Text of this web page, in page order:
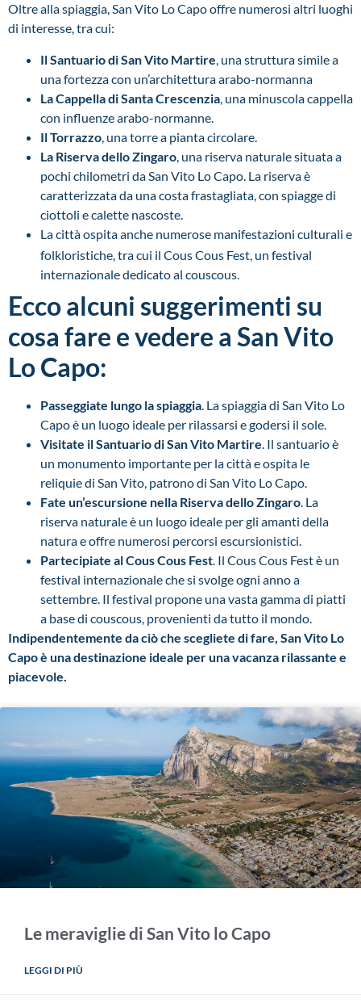
Oltre alla spiaggia, San Vito Lo Capo offre numerosi altri luoghi
di interesse, tra cui:
Il Santuario di San Vito Martire , una struttura simile a
una fortezza con un’architettura arabo-normanna
La Cappella di Santa Crescenzia , una minuscola cappella
con influenze arabo-normanne.
Il Torrazzo , una torre a pianta circolare.
La Riserva dello Zingaro , una riserva naturale situata a
pochi chilometri da San Vito Lo Capo. La riserva è
caratterizzata da una costa frastagliata, con spiagge di
ciottoli e calette nascoste.
La città ospita anche numerose manifestazioni culturali e
folkloristiche, tra cui il Cous Cous Fest, un festival
internazionale dedicato al couscous.
Ecco alcuni suggerimenti su
cosa fare e vedere a San Vito
Lo Capo:
Passeggiate lungo la spiaggia . La spiaggia di San Vito Lo
Capo è un luogo ideale per rilassarsi e godersi il sole.
Visitate il Santuario di San Vito Martire . Il santuario è
un monumento importante per la città e ospita le
reliquie di San Vito, patrono di San Vito Lo Capo.
Fate un’escursione nella Riserva dello Zingaro . La
riserva naturale è un luogo ideale per gli amanti della
natura e offre numerosi percorsi escursionistici.
Partecipiate al Cous Cous Fest . Il Cous Cous Fest è un
festival internazionale che si svolge ogni anno a
settembre. Il festival propone una vasta gamma di piatti
a base di couscous, provenienti da tutto il mondo.
Indipendentemente da ciò che scegliete di fare, San Vito Lo
Capo è una destinazione ideale per una vacanza rilassante e
piacevole.
Le meraviglie di San Vito lo Capo
LEGGI DI PIÙ